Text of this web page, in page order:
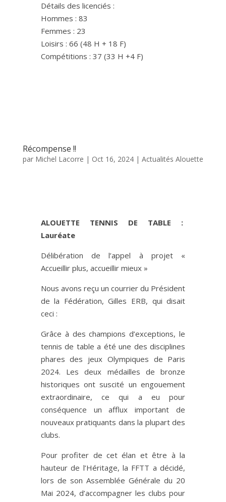
Détails des licenciés :
Hommes : 83
Femmes : 23
Loisirs : 66 (48 H + 18 F)
Compétitions : 37 (33 H +4 F)
Récompense !!
par Michel Lacorre | Oct 16, 2024| Actualités Alouette
ALOUETTE
TENNIS DE TABLE :
Lauréate
Délibération de l’appel à projet «
Accueillir plus, accueillir mieux »
Nous avons reçu un courrier du Président
de la Fédération, Gilles ERB, qui disait
ceci :
Grâce à des champions d’exceptions, le
tennis de table a été une des disciplines
phares des jeux Olympiques de Paris
2024. Les deux médailles de bronze
historiques ont suscité un engouement
extraordinaire, ce qui a eu pour
conséquence un afflux important de
nouveaux pratiquants dans la plupart des
clubs.
Pour profiter de cet élan et être à la
hauteur de l’Héritage, la FFTT a décidé,
lors de son Assemblée Générale du 20
Mai 2024, d’accompagner les clubs pour